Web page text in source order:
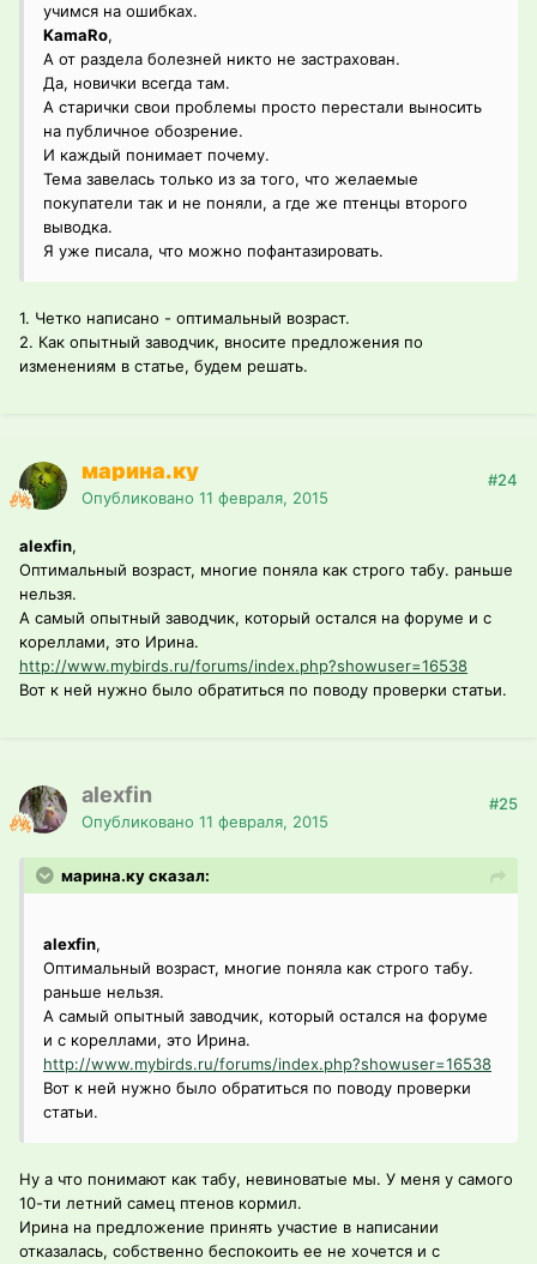
учимся на ошибках.
KamaRo,
А от раздела болезней никто не застрахован.
Да, новички всегда там.
А старички свои проблемы просто перестали выносить
на публичное обозрение.
И каждый понимает почему.
Тема завелась только из за того, что желаемые
покупатели так и не поняли, а где же птенцы второго
выводка.
Я уже писала, что можно пофантазировать.
1. Четко написано - оптимальный возраст.
2. Как опытный заводчик, вносите предложения по
изменениям в статье, будем решать.
марина.ку
Опубликовано 11 февраля, 2015
#24
alexfin,
Оптимальный возраст, многие поняла как строго табу. раньше
нельзя.
А самый опытный заводчик, который остался на форуме и с
кореллами, это Ирина.
http://www.mybirds.ru/forums/index.php?showuser=16538
Вот к ней нужно было обратиться по поводу проверки статьи.
alexfin
Опубликовано 11 февраля, 2015
#25
марина.ку сказал:
alexfin,
Оптимальный возраст, многие поняла как строго табу.
раньше нельзя.
А самый опытный заводчик, который остался на форуме
и с кореллами, это Ирина.
http://www.mybirds.ru/forums/index.php?showuser=16538
Вот к ней нужно было обратиться по поводу проверки
статьи.
Ну а что понимают как табу, невиноватые мы. У меня у самого
10-ти летний самец птенов кормил.
Ирина на предложение принять участие в написании
отказалась, собственно беспокоить ее не хочется и с